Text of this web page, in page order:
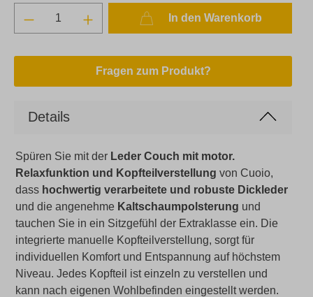
In den Warenkorb
Fragen zum Produkt?
Details
Spüren Sie mit der Leder Couch mit motor.
Relaxfunktion und Kopfteilverstellung von Cuoio,
dass hochwertig verarbeitete und robuste Dickleder
und die angenehme Kaltschaumpolsterung und
tauchen Sie in ein Sitzgefühl der Extraklasse ein. Die
integrierte manuelle Kopfteilverstellung, sorgt für
individuellen Komfort und Entspannung auf höchstem
Niveau. Jedes Kopfteil ist einzeln zu verstellen und
kann nach eigenen Wohlbefinden eingestellt werden.